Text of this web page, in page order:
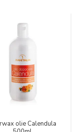
olie Calendula